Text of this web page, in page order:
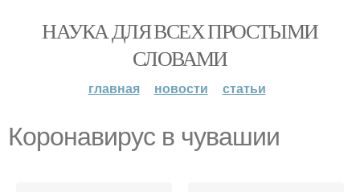
НАУКА ДЛЯ ВСЕХ ПРОСТЫМИ
СЛОВАМИ
главная новости статьи
Коронавирус в чувашии